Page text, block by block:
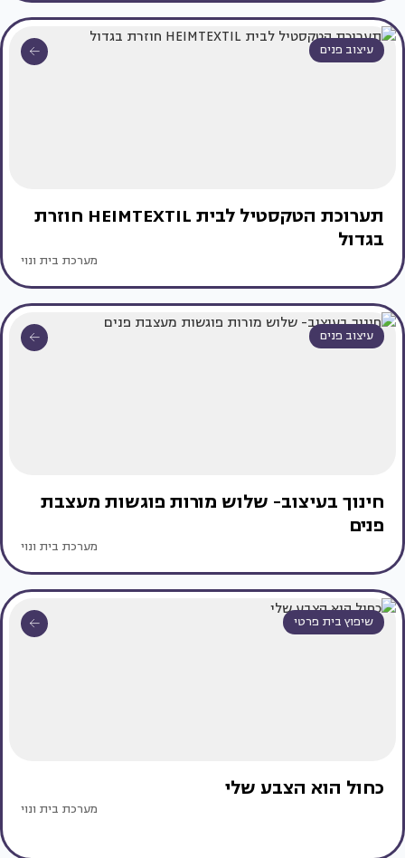
עיצוב פנים
תערוכת הטקסטיל לבית HEIMTEXTIL חוזרת
בגדול
מערכת בית ונוי
עיצוב פנים
חינוך בעיצוב- שלוש מורות פוגשות מעצבת
פנים
מערכת בית ונוי
שיפוץ בית פרטי
כחול הוא הצבע שלי
מערכת בית ונוי